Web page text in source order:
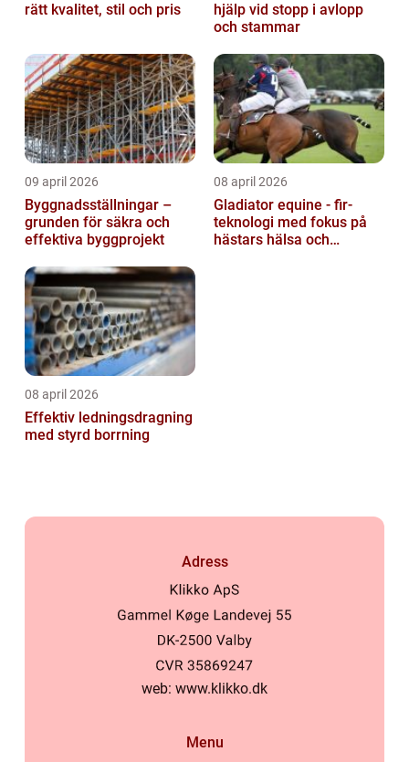
rätt kvalitet, stil och pris
hjälp vid stopp i avlopp
och stammar
09 april 2026
Byggnadsställningar –
grunden för säkra och
effektiva byggprojekt
08 april 2026
Gladiator equine - fir-
teknologi med fokus på
hästars hälsa och
08 april 2026
Effektiv ledningsdragning
med styrd borrning
Adress
web: www.klikko.dk
Menu